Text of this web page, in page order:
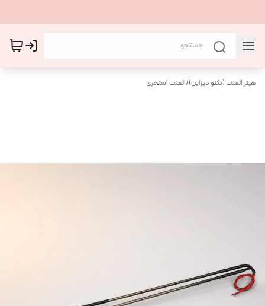
هیتر المنت (تکنو دیزاین)/المنت استخری